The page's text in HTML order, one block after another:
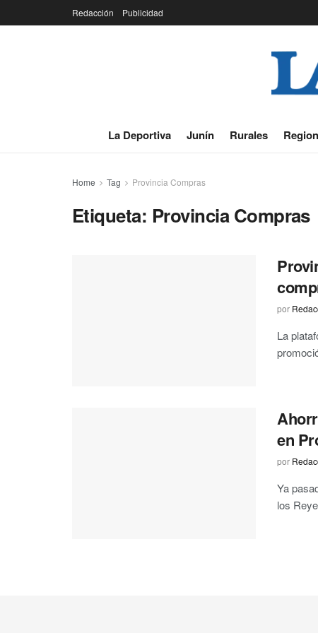
Redacción Publicidad
La Deportiva Junín Rurales
Home Tag Provincia Compras
Etiqueta: Provincia Compras
por
La
en
por
Ya
los